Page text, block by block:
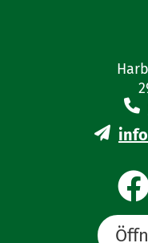
Art der